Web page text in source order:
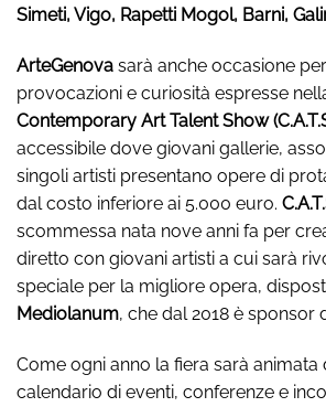
Simeti, Vigo, Rapetti Mogol, Barni,
ArteGenova sarà anche occasione
provocazioni e curiosità espresse
Contemporary Art Talent Show
accessibile dove giovani gallerie,
singoli artisti presentano opere di
dal costo inferiore ai 5.000 euro.
scommessa nata nove anni fa per
diretto con giovani artisti a cui sarà
speciale per la migliore opera,
Mediolanum, che dal 2018 è sponsor
Come ogni anno la fiera sarà animata
calendario di eventi, conferenze e